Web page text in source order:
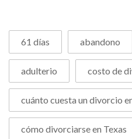
61 días abandono
adulterio costo de
cuánto cuesta un divorcio
cómo divorciarse en Texas